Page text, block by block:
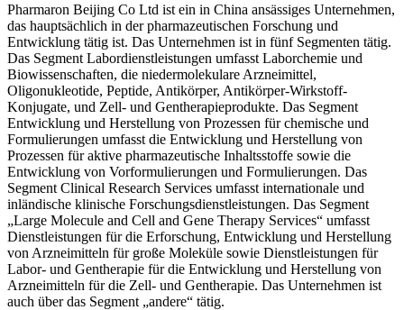
Pharmaron Beijing Co Ltd ist ein in China ansässiges Unternehmen,
das hauptsächlich in der pharmazeutischen Forschung und
Entwicklung tätig ist. Das Unternehmen ist in fünf Segmenten tätig.
Das Segment Labordienstleistungen umfasst Laborchemie und
Biowissenschaften, die niedermolekulare Arzneimittel,
Oligonukleotide, Peptide, Antikörper, Antikörper-Wirkstoff-
Konjugate, und Zell- und Gentherapieprodukte. Das Segment
Entwicklung und Herstellung von Prozessen für chemische und
Formulierungen umfasst die Entwicklung und Herstellung von
Prozessen für aktive pharmazeutische Inhaltsstoffe sowie die
Entwicklung von Vorformulierungen und Formulierungen. Das
Segment Clinical Research Services umfasst internationale und
inländische klinische Forschungsdienstleistungen. Das Segment
„Large Molecule and Cell and Gene Therapy Services“ umfasst
Dienstleistungen für die Erforschung, Entwicklung und Herstellung
von Arzneimitteln für große Moleküle sowie Dienstleistungen für
Labor- und Gentherapie für die Entwicklung und Herstellung von
Arzneimitteln für die Zell- und Gentherapie. Das Unternehmen ist
auch über das Segment „andere“ tätig.